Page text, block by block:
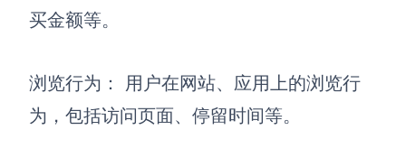
企业服务
管理功能定制 · 专业部署方案
客户案例
买金额等。
浏览行为： 用户在网站、应用上的浏览行
为，包括访问页面、停留时间等。